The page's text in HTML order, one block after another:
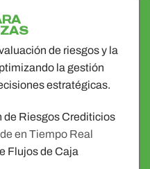
de riesgos y la
la gestión
estratégicas.
Riesgos Crediticios
en Tiempo Real
Flujos de Caja